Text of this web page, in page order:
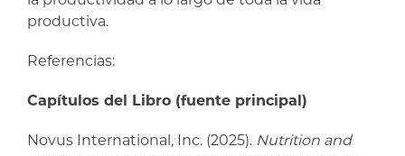
productiva.
Referencias:
Capítulos del Libro (fuente principal)
Novus International, Inc. (2025). Nutrition and